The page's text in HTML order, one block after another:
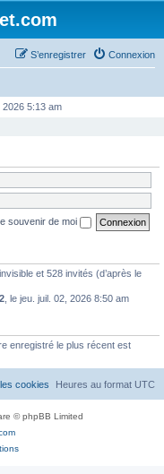
Connexion
S’enregistrer
5:13 am
souvenir de moi
et 528 invités (d’après le
, le jeu. juil. 02, 2026 8:50 am
enregistré le plus récent est
Heures au format UTC
cookies
© phpBB Limited